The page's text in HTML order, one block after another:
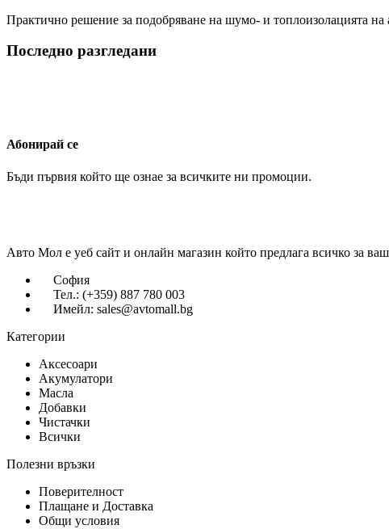
Практично решение за подобряване на шумо- и топлоизолацията
Последно разгледани
Абонирай се
Бъди първия който ще ознае за всичките ни промоции.
Авто Мол е уеб сайт и онлайн магазин който предлага всичко за
София
Тел.: (+359) 887 780 003
Имейл: sales@avtomall.bg
Категории
Аксесоари
Акумулатори
Масла
Добавки
Чистачки
Всички
Полезни връзки
Поверителност
Плащане и Доставка
Общи условия